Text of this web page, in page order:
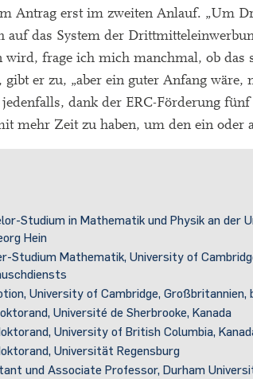
Antrag erst im zweiten Anlauf. „Um
das System der
wird, frage ich mich manchmal, ob
gibt er zu, „aber ein guter Anfang
dank der ERC-Förderung
mehr Zeit zu haben, um den ein oder
Studium in Mathematik und Physik an der
Hein
Studium Mathematik, University of
University of Cambridge, Großbritannien,
Université de Sherbrooke, Kanada
University of British Columbia,
Universität Regensburg
und Associate Professor, Durham